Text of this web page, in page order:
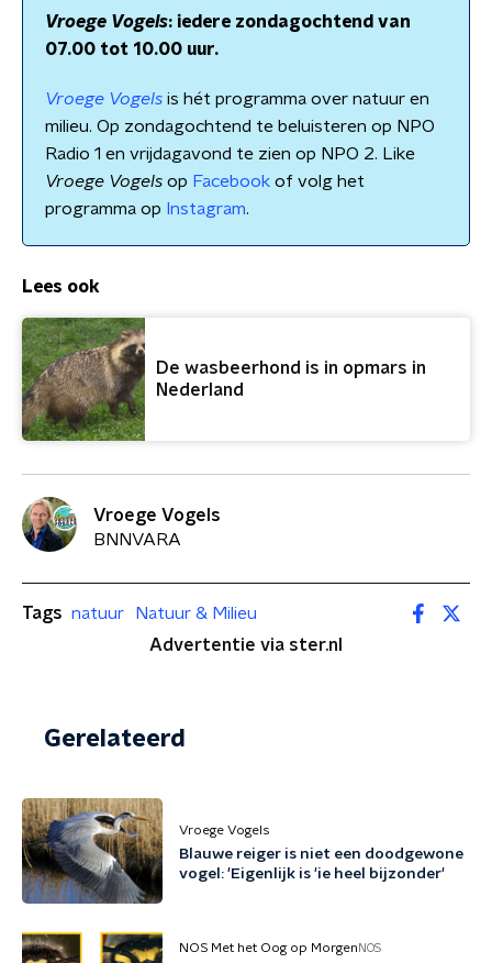
Vroege Vogels: iedere zondagochtend van
07.00 tot 10.00 uur.
Vroege Vogels is hét programma over natuur en
milieu. Op zondagochtend te beluisteren op NPO
Radio 1 en vrijdagavond te zien op NPO 2. Like
Vroege Vogels op Facebook of volg het
programma op Instagram.
Lees ook
De wasbeerhond is in opmars in
Nederland
Vroege Vogels
BNNVARA
Tags natuur
Natuur & Milieu
Advertentie via ster.nl
Gerelateerd
Vroege Vogels
Blauwe reiger is niet een doodgewone
vogel: 'Eigenlijk is 'ie heel bijzonder'
NOS Met het Oog op Morgen NOS